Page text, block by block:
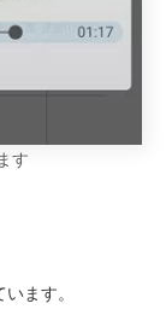
す
ます。